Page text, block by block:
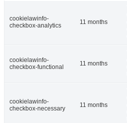
cookielawinfo-
checkbox-analytics
11 months
cookielawinfo-
checkbox-functional
11 months
cookielawinfo-
checkbox-necessary
11 months